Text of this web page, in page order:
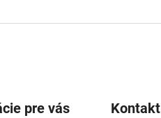
pre vás Kontakt